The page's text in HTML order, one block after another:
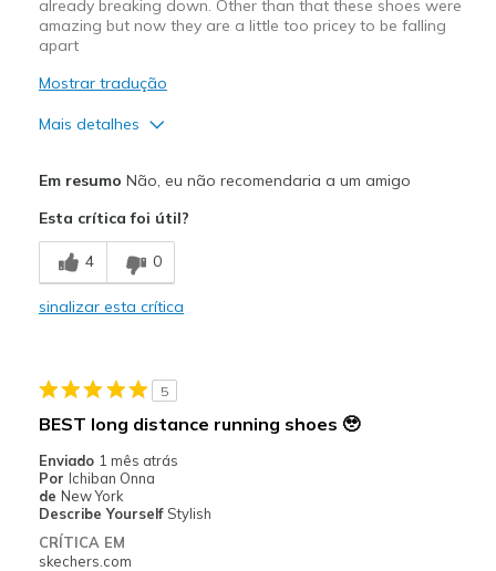
already breaking down. Other than that these shoes were
amazing but now they are a little too pricey to be falling
apart
Mostrar tradução
Mais detalhes
Contras
Wear Out Quickly
Feels true to width
Sizing
Feels true to size
View On Shoes
Shoes are for Wearing
Em resumo Não, eu não recomendaria a um amigo
Esta crítica foi útil?
4 0
sinalizar esta crítica
5
BEST long distance running shoes 🥹
Enviado 1 mês atrás
Por Ichiban Onna
de New York
Describe Yourself Stylish
CRÍTICA EM
skechers.com